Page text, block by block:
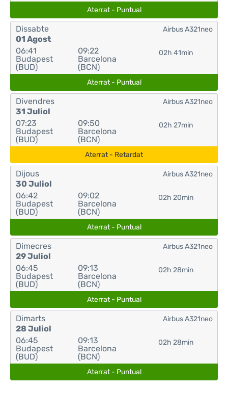
Aterrat - Puntual
Dissabte
01 Agost
06:41
Budapest
(BUD)
09:22
Barcelona
(BCN)
02h 41min
Airbus A321neo
Aterrat - Puntual
Divendres
31 Juliol
07:23
Budapest
(BUD)
09:50
Barcelona
(BCN)
02h 27min
Airbus A321neo
Aterrat - Retardat
Dijous
30 Juliol
06:42
Budapest
(BUD)
09:02
Barcelona
(BCN)
02h 20min
Airbus A321neo
Aterrat - Puntual
Dimecres
29 Juliol
06:45
Budapest
(BUD)
09:13
Barcelona
(BCN)
02h 28min
Airbus A321neo
Aterrat - Puntual
Dimarts
28 Juliol
06:45
Budapest
(BUD)
09:13
Barcelona
(BCN)
02h 28min
Airbus A321neo
Aterrat - Puntual